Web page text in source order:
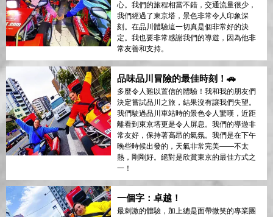
心。我們的旅程相當不錯，交通流量很少，
我們經過了東京塔，景色非常令人印象深
刻。在品川體驗這一切真是個非常好的決
定。我也要非常感謝我們的導遊，因為他非
常友善和支持。
品味品川冒險的最佳時刻！🚗
多麼令人難以置信的體驗！我和我的朋友們
決定嘗試品川之旅，結果沒有讓我們失望。
我們駛過品川車站時的景色令人驚嘆，近距
離看到東京塔更是令人屏息。我們的導遊非
常友好，保持著高昂的氣氛。我們是在下午
晚些時候出發的，天氣非常完美——不太
熱，剛剛好。絕對是欣賞東京的最佳方式之
一！
一個字：卓越！
最刺激的體驗，加上總是面帶微笑的專業團